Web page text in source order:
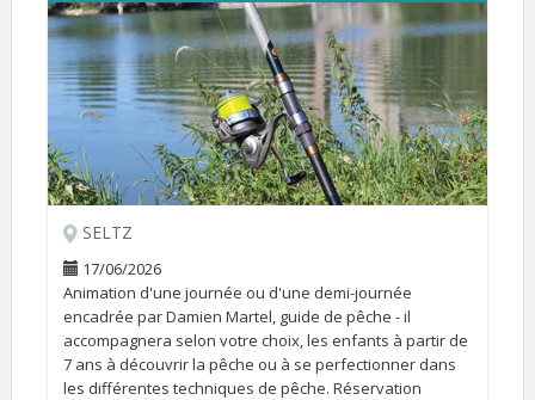
SELTZ
17/06/2026
Animation d'une journée ou d'une demi-journée
encadrée par Damien Martel, guide de pêche - il
accompagnera selon votre choix, les enfants à partir de
7 ans à découvrir la pêche ou à se perfectionner dans
les différentes techniques de pêche. Réservation